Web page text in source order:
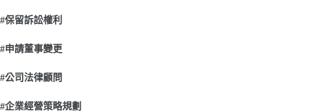
#保留訴訟權利
#申請董事變更
#公司法律顧問
#企業經營策略規劃